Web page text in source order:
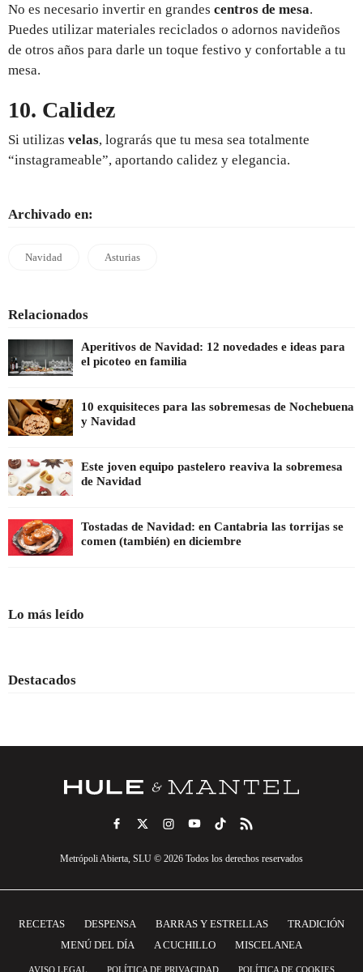
No es necesario invertir en grandes centros de mesa.
Puedes utilizar materiales reciclados o adornos navideños
de otros años para darle un toque festivo y confortable a tu
mesa.
10. Calidez
Si utilizas velas, lograrás que tu mesa sea totalmente
“instagrameable”, aportando calidez y elegancia.
Archivado en:
Navidad Asturias
Relacionados
Aperitivos de Navidad: 12 novedades e ideas para
el picoteo en familia
10 exquisiteces para las sobremesas de Nochebuena
y Navidad
Este joven equipo pastelero reaviva la sobremesa
de Navidad
Tostadas de Navidad: en Cantabria las torrijas se
comen (también) en diciembre
Lo más leído
Destacados
Metrópoli Abierta, SLU © 2026 Todos los derechos reservados
RECETAS DESPENSA BARRAS Y ESTRELLAS
TRADICIÓN
MENÚ DEL DÍA
A CUCHILLO MISCELANEA
AVISO LEGAL POLÍTICA DE PRIVACIDAD POLÍTICA DE COOKIES